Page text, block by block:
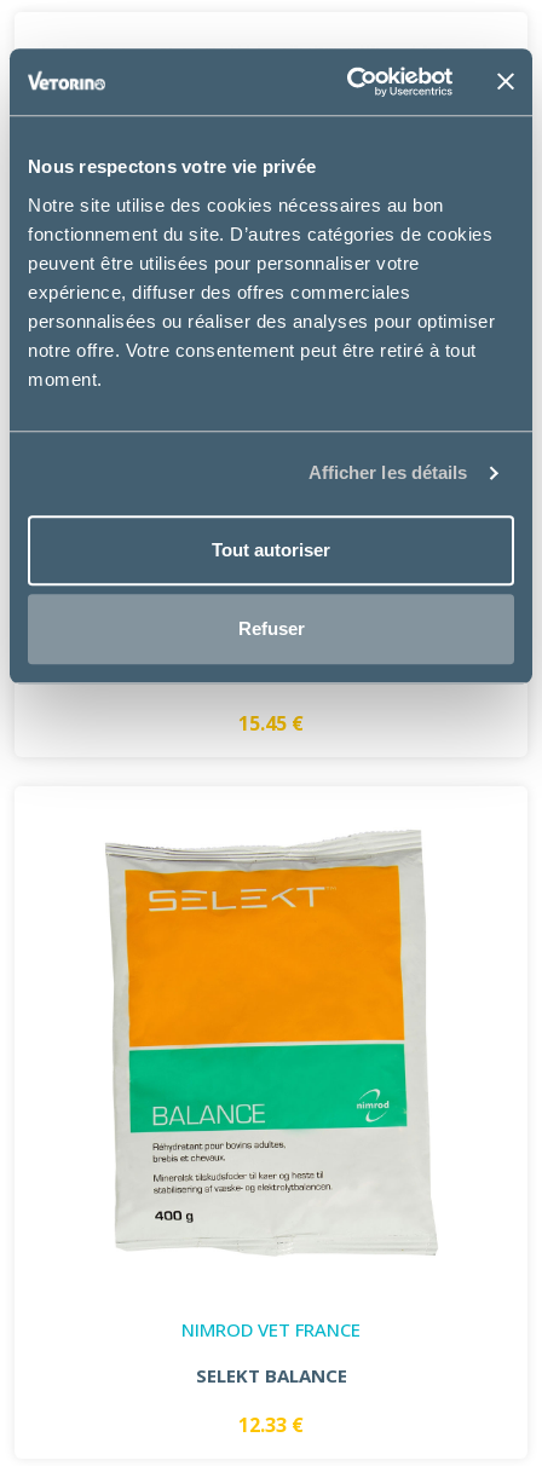
Nous respectons votre vie privée
Notre site utilise des cookies nécessaires au bon
fonctionnement du site. D’autres catégories de cookies
peuvent être utilisées pour personnaliser votre
expérience, diffuser des offres commerciales
personnalisées ou réaliser des analyses pour optimiser
notre offre. Votre consentement peut être retiré à tout
moment.
Afficher les détails
Tout autoriser
Refuser
NIMROD VET FRANCE
15.45 €
NIMROD VET FRANCE
SELEKT BALANCE
12.33 €